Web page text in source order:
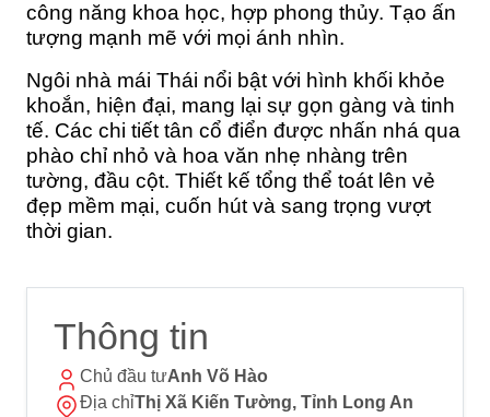
công năng khoa học, hợp phong thủy. Tạo ấn
tượng mạnh mẽ với mọi ánh nhìn.
Ngôi nhà mái Thái nổi bật với hình khối khỏe
khoắn, hiện đại, mang lại sự gọn gàng và tinh
tế. Các chi tiết tân cổ điển được nhấn nhá qua
phào chỉ nhỏ và hoa văn nhẹ nhàng trên
tường, đầu cột. Thiết kế tổng thể toát lên vẻ
đẹp mềm mại, cuốn hút và sang trọng vượt
thời gian.
Thông tin
Chủ đầu tưAnh Võ Hào
Địa chỉThị Xã Kiến Tường, Tỉnh Long An